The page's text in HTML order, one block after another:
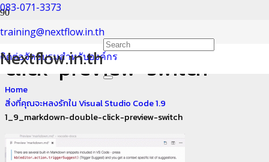
083-071-3373
training@nextflow.in.th
ติดต่อจัดอบรมสำหรับองค์กร
Nextflow.in.th
1_9_markdown-double-
click-preview-switch
Home
สิ่งที่คุณจะหลงรักใน Visual Studio Code 1.9
1_9_markdown-double-click-preview-switch